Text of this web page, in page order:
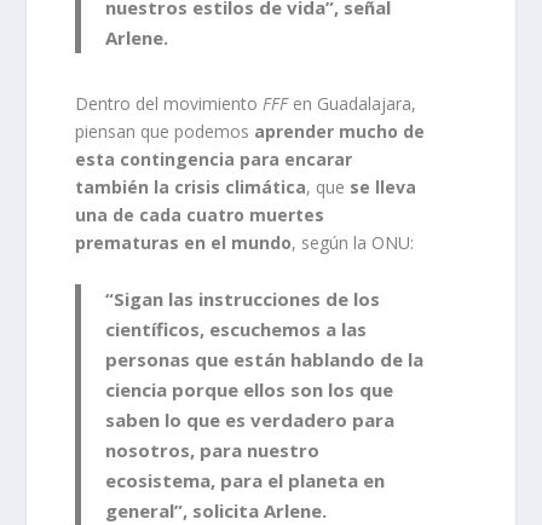
nuestros estilos de vida”, señal
Arlene.
Dentro del movimientoFFF en Guadalajara,
piensan que podemos aprender mucho de
esta contingencia para encarar
también la crisis climática, que se lleva
una de cada cuatro muertes
prematuras en el mundo, según la ONU:
“Sigan las instrucciones de los
científicos, escuchemos a las
personas que están hablando de la
ciencia porque ellos son los que
saben lo que es verdadero para
nosotros, para nuestro
ecosistema, para el planeta en
general”, solicita Arlene.